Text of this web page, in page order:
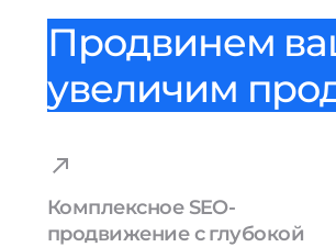
Продвинем
увеличим
Комплексное SEO-
продвижение с глубокой